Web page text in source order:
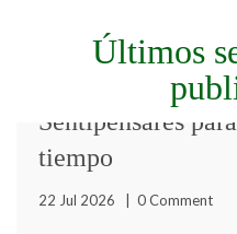
Últimos
Sentipensares
tiempo
22 Jul 2026 0 Comment